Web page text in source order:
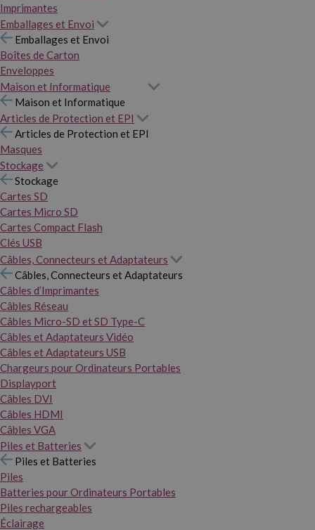
Imprimantes
Emballages et Envoi
Emballages et Envoi
Boîtes de Carton
Enveloppes
Maison et Informatique
Maison et Informatique
Articles de Protection et EPI
Articles de Protection et EPI
Masques
Stockage
Stockage
Cartes SD
Cartes Micro SD
Cartes Compact Flash
Clés USB
Câbles, Connecteurs et Adaptateurs
Câbles, Connecteurs et Adaptateurs
Câbles d’Imprimantes
Câbles Réseau
Câbles Micro-SD et SD Type-C
Câbles et Adaptateurs Vidéo
Câbles et Adaptateurs USB
Chargeurs pour Ordinateurs Portables
Displayport
Câbles DVI
Câbles HDMI
Câbles VGA
Piles et Batteries
Piles et Batteries
Piles
Batteries pour Ordinateurs Portables
Piles rechargeables
Éclairage